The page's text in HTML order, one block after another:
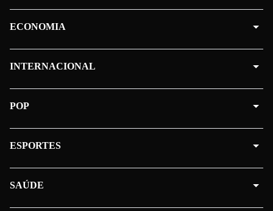
ECONOMIA
INTERNACIONAL
POP
ESPORTES
SAÚDE